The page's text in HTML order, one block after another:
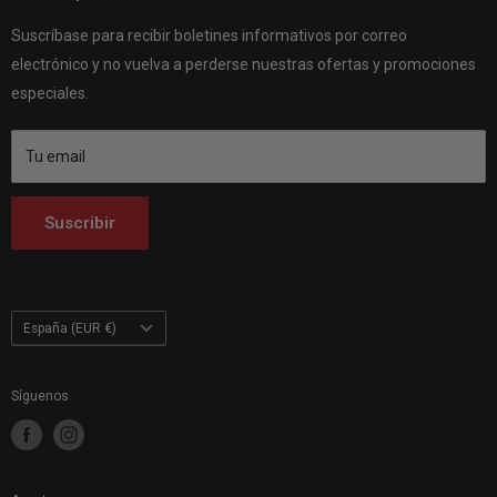
Customhoj Suecia AB 559326-0887
Vagnsvägen 4, 311 32 Falkenberg, Suecia.
Suscríbase para recibir boletines informativos por correo
electrónico y no vuelva a perderse nuestras ofertas y promociones
especiales.
Tu email
Suscribir
Póngase en contacto con nosotros
Customhoj Blog
Customhoj Dinamarca
Customhoj Alemania
Customhoj España
Customhoj Italia
Customhoj Países Bajos
Customhoj Finlandia
Customhoj Polonia
País/región
España (EUR €)
Síguenos